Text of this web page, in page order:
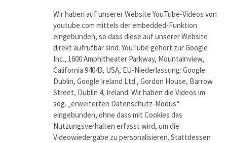
Wir haben auf unserer Website YouTube-Videos von
youtube.com mittels der embedded-Funktion
eingebunden, so dass diese auf unserer Website
direkt aufrufbar sind. YouTube gehört zur Google
Inc., 1600 Amphitheater Parkway, Mountainview,
California 94043, USA, EU-Niederlassung: Google
Dublin, Google Ireland Ltd., Gordon House, Barrow
Street, Dublin 4, Ireland. Wir haben die Videos im
sog. „erweiterten Datenschutz-Modus“
eingebunden, ohne dass mit Cookies das
Nutzungsverhalten erfasst wird, um die
Videowiedergabe zu personalisieren. Stattdessen